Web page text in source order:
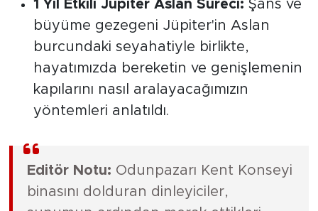
1 Yıl Etkili Jüpiter Aslan Süreci: Şans ve
büyüme gezegeni Jüpiter'in Aslan
burcundaki seyahatiyle birlikte,
hayatımızda bereketin ve genişlemenin
kapılarını nasıl aralayacağımızın
yöntemleri anlatıldı.
Editör Notu: Odunpazarı Kent Konseyi
binasını dolduran dinleyiciler,